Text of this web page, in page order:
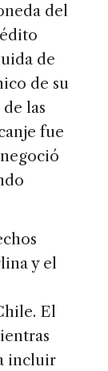
del
de
de su
las
fue
y el
El
incluir